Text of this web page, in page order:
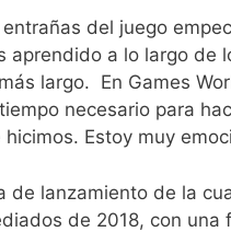
del juego
aprendido a lo largo de
largo. En Games
necesario para
Estoy muy
de lanzamiento de la
de 2018, con